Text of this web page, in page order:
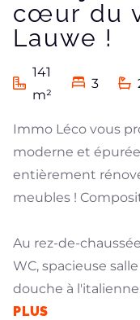
cœur du
Lauwe !
141
m²
3
Immo Léco vous
moderne et
entièrement
meubles !
Au rez-de-
WC, spacieuse
douche à
PLUS